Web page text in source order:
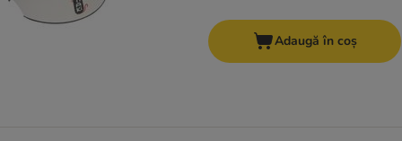
Adaugă în coș